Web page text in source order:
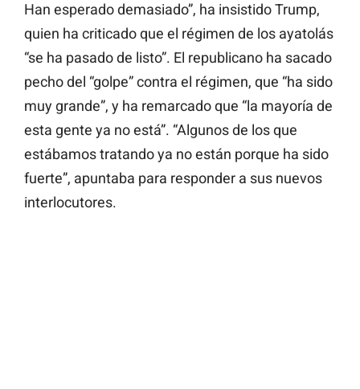
Han esperado demasiado”, ha insistido Trump,
quien ha criticado que el régimen de los ayatolás
“se ha pasado de listo”. El republicano ha sacado
pecho del “golpe” contra el régimen, que “ha sido
muy grande”, y ha remarcado que “la mayoría de
esta gente ya no está”. “Algunos de los que
estábamos tratando ya no están porque ha sido
fuerte”, apuntaba para responder a sus nuevos
interlocutores.